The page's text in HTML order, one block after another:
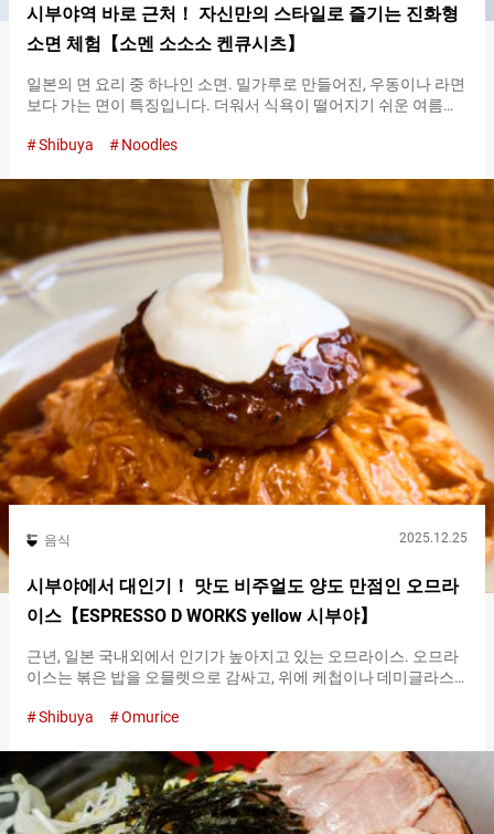
시부야역 바로 근처！ 자신만의 스타일로 즐기는 진화형
소면 체험【소멘 소소소 켄큐시츠】
일본의 면 요리 중 하나인 소면. 밀가루로 만들어진, 우동이나 라면
보다 가는 면이 특징입니다. 더워서 식욕이 떨어지기 쉬운 여름에
요리로도 알려져 있습니다. 최근에는, 찍어 먹는 소스나 스프에 변
계속하는 소면을 즐길 수 있는 장소가 시부야역과 직결된 상업 시
설 『시부야 히카리에（Shibuya Hikarie）』에 있는 『소멘 소소
소 켄큐시츠（Somen Sososo Kenkyushitsu）』입니다. 새로운
소면의 먹는 방법을 연구하는 독특한 콘셉트를 내세우며, 실험실
같은 미니멀하고 스타일리시한 공간에서 다양한 소면을 １년 내내
즐길 수 있습니다. 『소멘 소소소 켄큐시츠（Somen Sososo
Kenkyushitsu）』의 내부 중국에서 전해졌다고 하는 소면은, 찬물
에 면을 식혀, 면츠유 등의 간장 베이스의 찍어 먹는 소스에 찍어 먹
는 것이 정석 스타일입니다. 가볍고 목 넘김이 좋아, 여름의 더위를
완화하는 요리로 자리 잡고 있습니다….
Shibuya Noodles
음식 2025.12.25
시부야에서 대인기！ 맛도 비주얼도 양도 만점인 오므라
이스【ESPRESSO D WORKS yellow 시부야】
근년, 일본 국내외에서 인기가 높아지고 있는 오므라이스. 오므라
이스는 볶은 밥을 오믈렛으로 감싸고, 위에 케첩이나 데미글라스
과 부드러운 맛은 국경을 넘어 폭넓은 세대에 널리 사랑받고 있습
시부야（SPRESSO D WORKS yellow Shibuya）』는, 그런 오므라
이스를 찾는 많은 손님이 매일 몰려드는, 줄이 끊이지 않는 인기 가
게입니다. 『ESPRESSO D WORKS yellow 시부야（SPRESSO D
WORKS yellow Shibuya）』의 내부 『ESPRESSO D WORKS
Shibuya Omurice